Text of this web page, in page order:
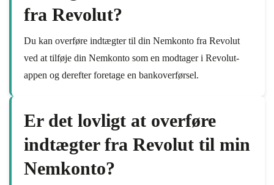
fra Revolut?
Du kan overføre indtægter til din Nemkonto fra Revolut
ved at tilføje din Nemkonto som en modtager i Revolut-
appen og derefter foretage en bankoverførsel.
Er det lovligt at overføre
indtægter fra Revolut til min
Nemkonto?